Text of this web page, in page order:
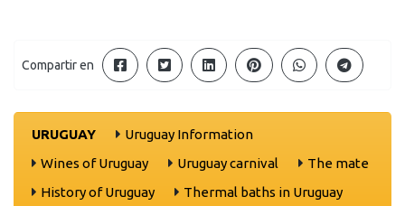
Compartir en
URUGUAY
Uruguay Information
Wines of Uruguay
Uruguay carnival
The mate
History of Uruguay
Thermal baths in Uruguay